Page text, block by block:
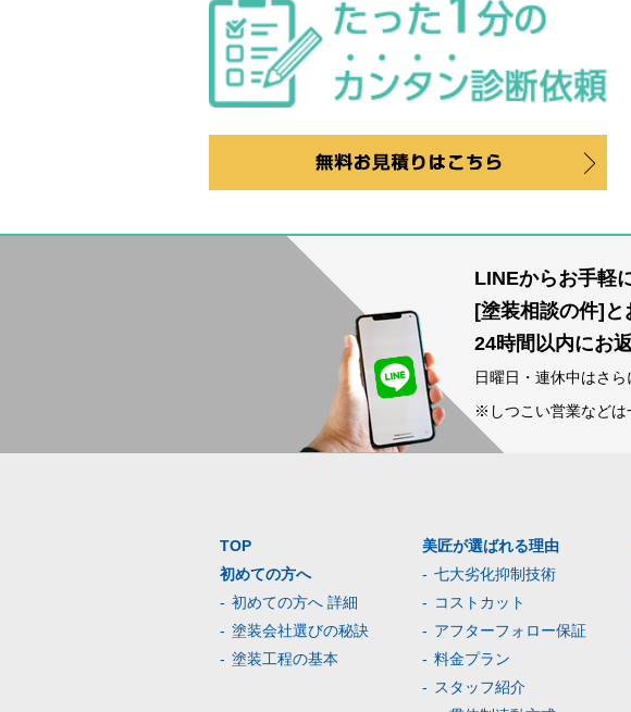
LINEからお手軽
[塗装相談の件]と
24時間以内にお
日曜日・連休中はさ
※しつこい営業などは
TOP
初めての方へ
初めての方へ 詳細
塗装会社選びの秘訣
塗装工程の基本
美匠が選ばれる理由
七大劣化抑制技術
コストカット
アフターフォロー保証
料金プラン
スタッフ紹介